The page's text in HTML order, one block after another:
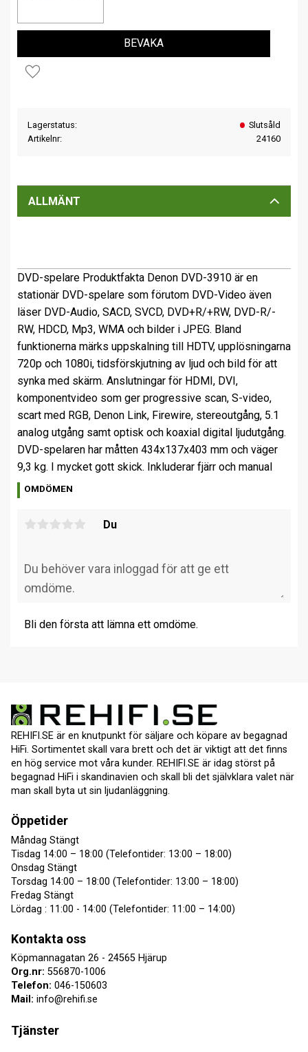
Lägg till i favoriter
BEVAKA
Lagerstatus
Slutsåld
Artikelnr
24160
ALLMÄNT
DVD-spelare Produktfakta Denon DVD-3910 är en
stationär DVD-spelare som förutom DVD-Video även
läser DVD-Audio, SACD, SVCD, DVD+R/+RW, DVD-R/-
RW, HDCD, Mp3, WMA och bilder i JPEG. Bland
funktionerna märks uppskalning till HDTV, upplösningarna
720p och 1080i, tidsförskjutning av ljud och bild för att
synka med skärm. Anslutningar för HDMI, DVI,
komponentvideo som ger progressive scan, S-video,
scart med RGB, Denon Link, Firewire, stereoutgång, 5.1
analog utgång samt optisk och koaxial digital ljudutgång.
DVD-spelaren har måtten 434x137x403 mm och väger
9,3 kg. I mycket gott skick. Inkluderar fjärr och manual
OMDÖMEN
Du
Bli den första att lämna ett omdöme.
REHIFI.SE är en knutpunkt för säljare och köpare av begagnad
HiFi. Sortimentet skall vara brett och det är viktigt att det finns
en hög service mot våra kunder. REHIFI.SE är idag störst på
begagnad HiFi i skandinavien och skall bli det självklara valet när
man skall byta ut sin ljudanläggning.
Öppetider
Måndag Stängt
Tisdag 14:00 – 18:00 (Telefontider: 13:00 – 18:00)
Onsdag Stängt
Torsdag 14:00 – 18:00 (Telefontider: 13:00 – 18:00)
Fredag Stängt
Lördag : 11:00 - 14:00 (Telefontider: 11:00 – 14:00)
Kontakta oss
Köpmannagatan 26 - 24565 Hjärup
Org.nr: 556870-1006
Telefon: 046-150603
Mail: info@rehifi.se
Tjänster